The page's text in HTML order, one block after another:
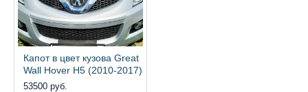
Капот в цвет кузова Great
Wall Hover H5 (2010-2017)
53500 руб.